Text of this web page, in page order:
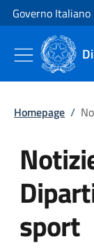
Vai al contenuto
Vai alla navigazione
Governo Italiano
Homepage /
sport